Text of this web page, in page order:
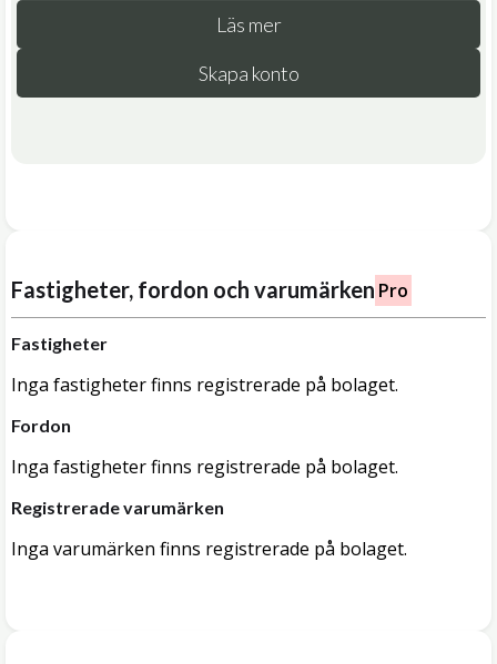
Läs mer
Skapa konto
Fastigheter, fordon och varumärken Pro
Fastigheter
Inga fastigheter finns registrerade på bolaget.
Fordon
Inga fastigheter finns registrerade på bolaget.
Registrerade varumärken
Inga varumärken finns registrerade på bolaget.